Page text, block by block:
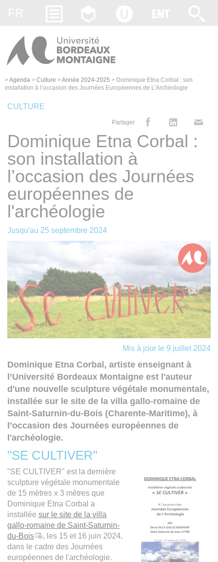
>Agenda > Culture >Année 2024-2025 > Dominique Etna Corbal : son
installation à l’occasion des Journées Européennes de L’Archéologie
CULTURE
Partager
Dominique Etna Corbal :
son installation à
l’occasion des Journées
européennes de
l'archéologie
Jusqu'au 25 septembre 2024
Mis à jour le 9 juillet 2024
Dominique Etna Corbal, artiste enseignant à
l’Université Bordeaux Montaigne est l'auteur
d'une nouvelle sculpture végétale monumentale,
installée sur le site de la villa gallo-romaine de
Saint-Saturnin-du-Bois (Charente-Maritime), à
l’occasion des Journées européennes de
l'archéologie.
"SE CULTIVER"
"SE CULTIVER" est la dernière
sculpture végétale monumentale
de 15 mètres x 3 mètres que
Dominique Etna Corbal a
installée sur le site de la villa
gallo-romaine de Saint-Saturnin-
du-Bois
, les 15 et 16 juin 2024,
dans le cadre des Journées
européennes de l'archéologie.